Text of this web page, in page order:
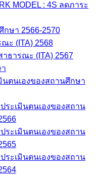
MODEL : 4S ลดภาระ
ษา 2566-2570
ะ (ITA) 2568
าธารณะ (ITA) 2567
นตนเองของสถานศึกษา
ระเมินตนเองของสถาน
ระเมินตนเองของสถาน
ระเมินตนเองของสถาน